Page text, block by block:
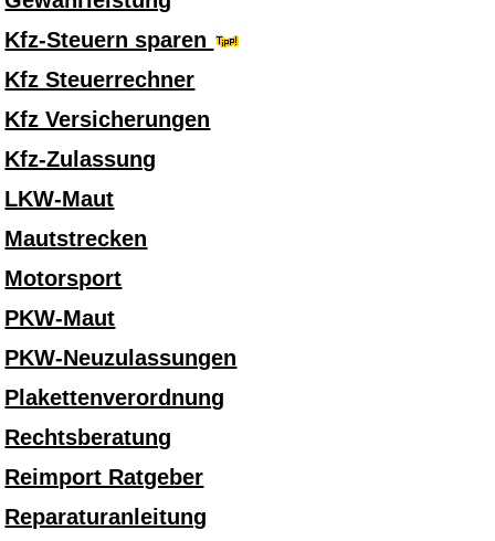
Kfz-Steuern sparen
Kfz Steuerrechner
Kfz Versicherungen
Kfz-Zulassung
LKW-Maut
Mautstrecken
Motorsport
PKW-Maut
PKW-Neuzulassungen
Plakettenverordnung
Rechtsberatung
Reimport Ratgeber
Reparaturanleitung